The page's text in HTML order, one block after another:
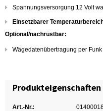
Spannungsversorgung 12 Volt
Einsetzbarer
Optional/nachrüstbar:
Wägedatenübertragung per
Produkteigenschaften
Art.-Nr.: